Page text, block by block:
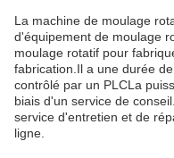
La machine de moulage
d'équipement de moulage
moulage rotatif pour
fabrication.Il a une durée
contrôlé par un PLCLa
biais d'un service de
service d'entretien et de
ligne.